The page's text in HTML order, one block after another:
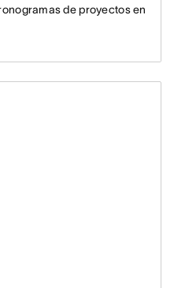
de proyectos en